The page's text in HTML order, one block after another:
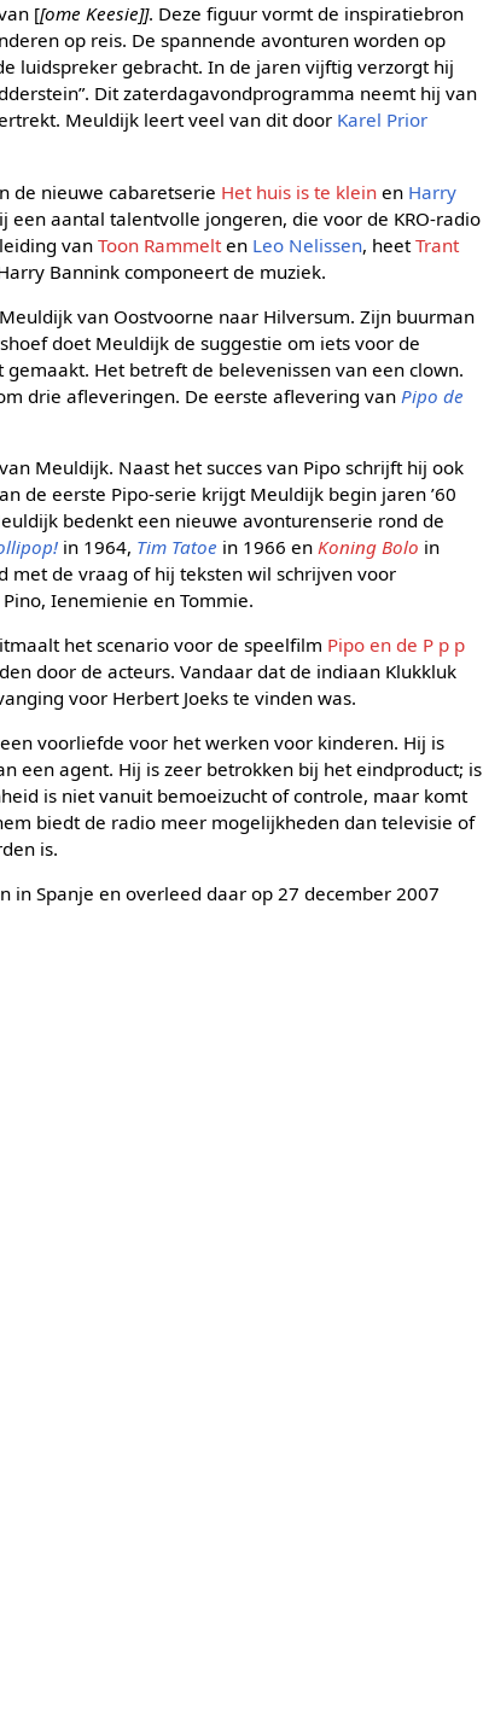
[[ome Keesie]]. Deze figuur vormt de inspiratiebron
op reis. De spannende avonturen worden op
luidspreker gebracht. In de jaren vijftig verzorgt hij
Dit zaterdagavondprogramma neemt hij van
Meuldijk leert veel van dit door Karel Prior
de nieuwe cabaretserie Het huis is te klein en Harry
een aantal talentvolle jongeren, die voor de KRO-radio
vanToon Rammelt en Leo Nelissen, heetTrant
Bannink componeert de muziek.
van Oostvoorne naar Hilversum. Zijn buurman
doet Meuldijk de suggestie om iets voor de
Het betreft de belevenissen van een clown.
drie afleveringen. De eerste aflevering van Pipo de
Meuldijk. Naast het succes van Pipo schrijft hij ook
de eerste Pipo-serie krijgt Meuldijk begin jaren ’60
bedenkt een nieuwe avonturenserie rond de
in 1964, Tim Tatoe in 1966 en Koning Bolo in
met de vraag of hij teksten wil schrijven voor
Ienemienie en Tommie.
het scenario voor de speelfilm Pipo en de P p p
door de acteurs. Vandaar dat de indiaan Klukkluk
voor Herbert Joeks te vinden was.
voorliefde voor het werken voor kinderen. Hij is
een agent. Hij is zeer betrokken bij het eindproduct; is
is niet vanuit bemoeizucht of controle, maar komt
biedt de radio meer mogelijkheden dan televisie of
is.
Spanje en overleed daar op 27 december 2007